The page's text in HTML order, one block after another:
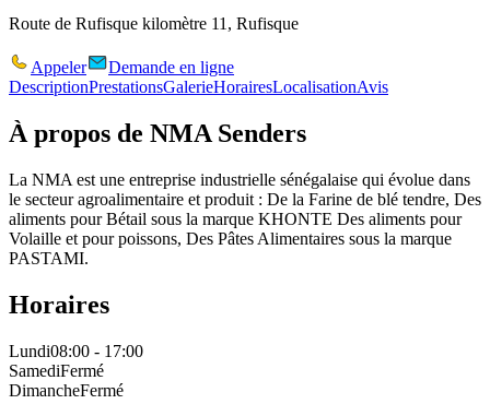
Route de Rufisque kilomètre 11, Rufisque
Appeler
Demande en ligne
DescriptionPrestationsGalerieHorairesLocalisationAvis
À propos de NMA Senders
La NMA est une entreprise industrielle sénégalaise qui évolue dans
le secteur agroalimentaire et produit : De la Farine de blé tendre, Des
aliments pour Bétail sous la marque KHONTE Des aliments pour
Volaille et pour poissons, Des Pâtes Alimentaires sous la marque
PASTAMI.
Horaires
Lundi08:00 - 17:00
SamediFermé
DimancheFermé